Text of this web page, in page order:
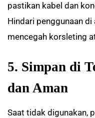
pastikan kabel dan
Hindari penggunaan
mencegah korsleting
5. Simpan di
dan Aman
Saat tidak digunakan,